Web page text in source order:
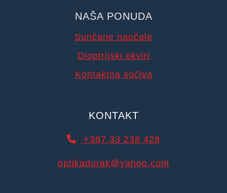
NAŠA PONUDA
Sunčane naočale
Dioptrijski okviri
Kontaktna sočiva
KONTAKT
+387 33 238 428
optikadurak@yahoo.com